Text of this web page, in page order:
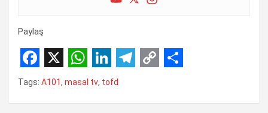
Paylaş
F X W L T
Tags: A101, masal tv, tofd